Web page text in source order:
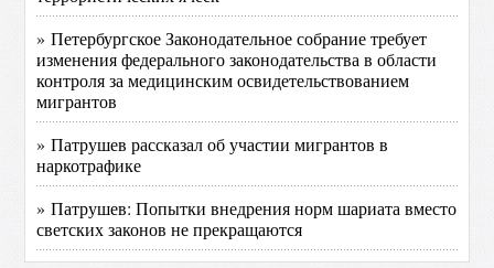
» Петербургское Законодательное собрание требует
изменения федерального законодательства в области
контроля за медицинским освидетельствованием
мигрантов
» Патрушев рассказал об участии мигрантов в
наркотрафике
» Патрушев: Попытки внедрения норм шариата вместо
светских законов не прекращаются